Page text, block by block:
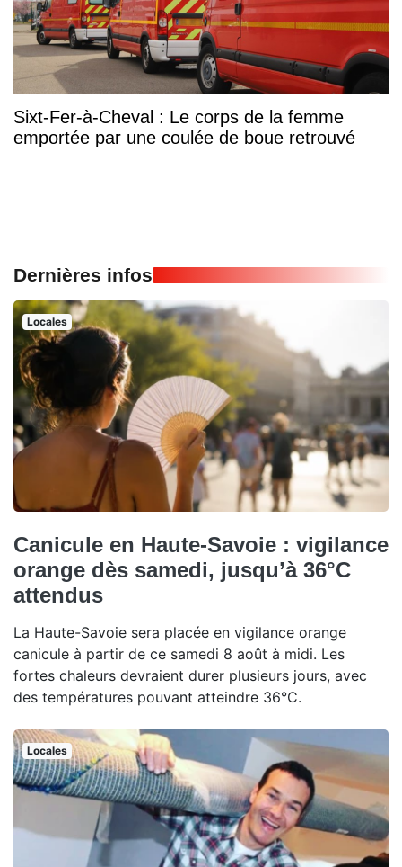
Sixt-Fer-à-Cheval : Le corps de la femme
emportée par une coulée de boue retrouvé
Dernières infos
Locales
Canicule en Haute-Savoie : vigilance
orange dès samedi, jusqu’à 36°C
attendus
La Haute-Savoie sera placée en vigilance orange
canicule à partir de ce samedi 8 août à midi. Les
fortes chaleurs devraient durer plusieurs jours, avec
des températures pouvant atteindre 36°C.
Locales